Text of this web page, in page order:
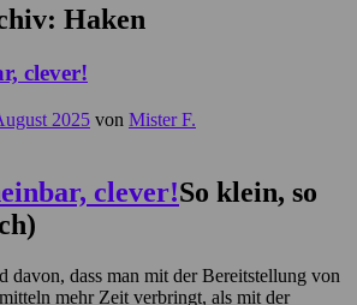
Haken
clever!
2025 von Mister F.
So klein, so
davon, dass man mit der Bereitstellung von
mehr Zeit verbringt, als mit der